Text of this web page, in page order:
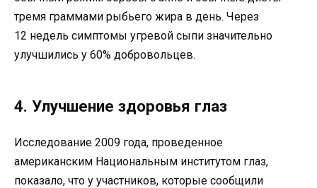
тремя граммами рыбьего жира в день. Через
12 недель симптомы угревой сыпи значительно
улучшились у 60% добровольцев.
4. Улучшение здоровья глаз
Исследование 2009 года, проведенное
американским Национальным институтом глаз,
показало, что у участников, которые сообщили